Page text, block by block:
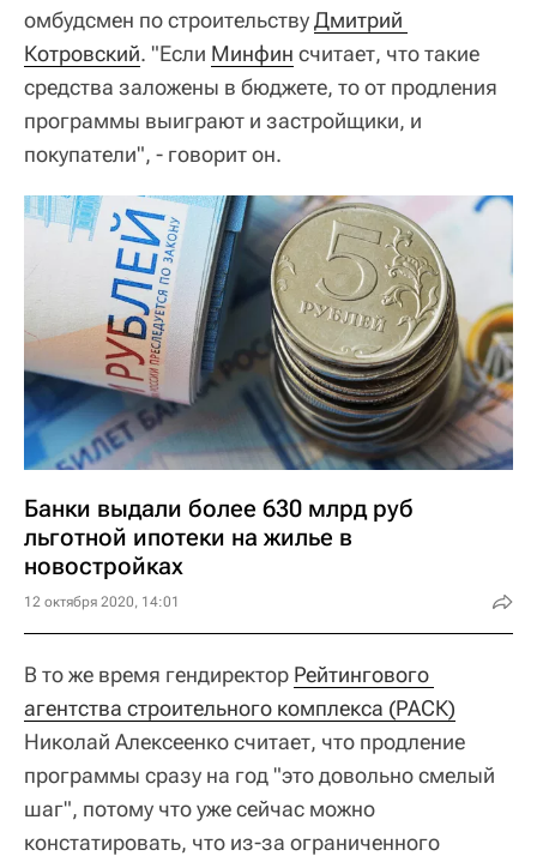
омбудсмен по строительствуДмитрий
Котровский. "Если Минфин считает, что такие
средства заложены в бюджете, то от продления
программы выиграют и застройщики, и
покупатели", - говорит он.
Банки выдали более 630 млрд руб
льготной ипотеки на жилье в
новостройках
12 октября 2020, 14:01
В то же время гендиректор Рейтингового
агентства строительного комплекса (РАСК)
Николай Алексеенко считает, что продление
программы сразу на год "это довольно смелый
шаг", потому что уже сейчас можно
констатировать, что из-за ограниченного